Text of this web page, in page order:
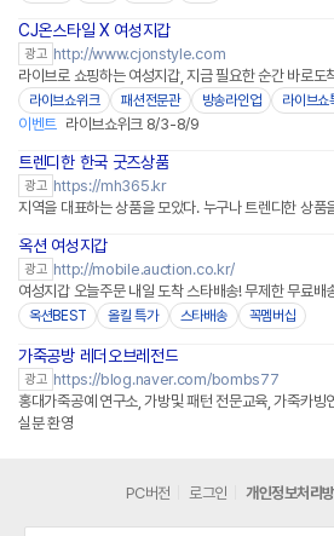
CJ온스타일 X 여성지갑
광고 http://www.cjonstyle.com
라이브로 쇼핑하는 여성지갑, 지금 필요한 순간 바로도
라이브쇼위크 패션전문관 방송라인업 라이브쇼
이벤트 라이브쇼위크 8/3-8/9
트렌디한 한국 굿즈상품
광고 https://mh365.kr
지역을 대표하는 상품을 모았다. 누구나 트렌디한 상품
옥션 여성지갑
광고 http://mobile.auction.co.kr/
여성지갑 오늘주문 내일 도착 스타배송! 무제한 무료배
옥션BEST 올킬 특가 스타배송 꼭멤버십
가죽공방 레더오브레전드
광고 https://blog.naver.com/bombs77
홍대가죽공예 연구소, 가방및 패턴 전문교육, 가죽카빙
실분 환영
PC버전 로그인 개인정보처리